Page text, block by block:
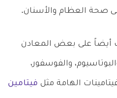
صحة العظام والأسنان.
أيضاً على بعض المعادن
والفوسفور،
الهامة مثل فيتامين